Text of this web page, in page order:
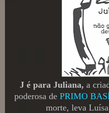
J é para Juliana, a
poderosa de PRIMO
morte, leva